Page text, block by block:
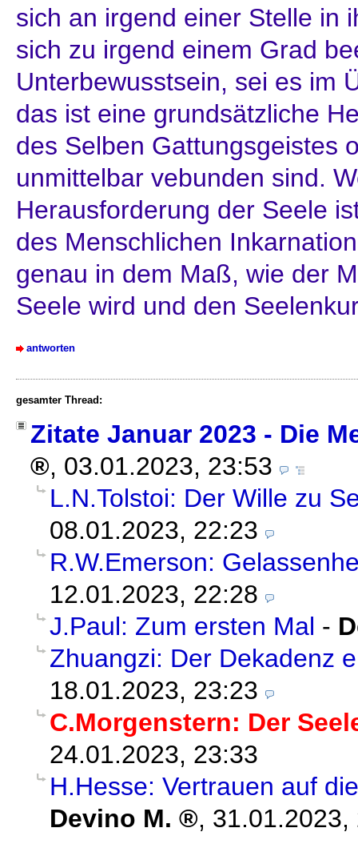
sich an irgend einer Stelle in
sich zu irgend einem Grad
Unterbewusstsein, sei es im
das ist eine grundsätzliche
des Selben Gattungsgeistes
unmittelbar vebunden sind.
Herausforderung der Seele
des Menschlichen
genau in dem Maß, wie der
Seele wird und den
antworten
gesamter Thread:
Zitate Januar 2023 - Die
, 03.01.2023, 23:53
L.N.Tolstoi: Der Wille zu
08.01.2023, 22:23
R.W.Emerson:
12.01.2023, 22:28
J.Paul: Zum ersten Mal -
Zhuangzi: Der Dekadenz
18.01.2023, 23:23
C.Morgenstern: Der
24.01.2023, 23:33
H.Hesse: Vertrauen auf
Devino M.
, 31.01.2023,